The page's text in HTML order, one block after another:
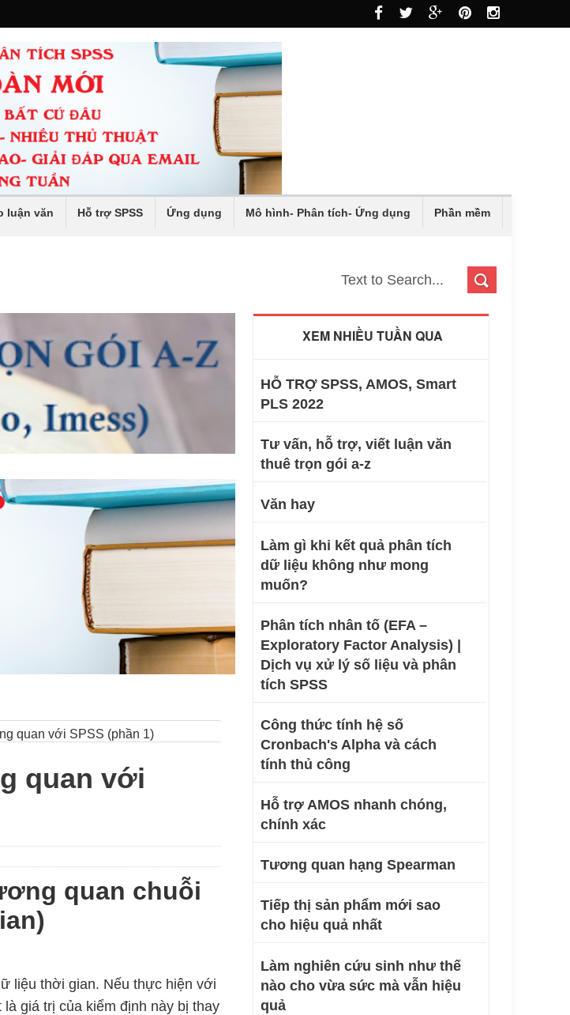
luận văn Hỗ trợ SPSS Ứng dụng Mô hình- Phân tích- Ứng dụng Phần mềm
quan với SPSS (phần 1)
quan với
quan chuỗi
liệu thời gian. Nếu thực hiện với
giá trị của kiểm định này bị thay
XEM NHIỀU TUẦN QUA
HỖ TRỢ SPSS, AMOS, Smart
PLS 2022
Tư vấn, hỗ trợ, viết luận văn
thuê trọn gói a-z
Văn hay
Làm gì khi kết quả phân tích
dữ liệu không như mong
muốn?
Phân tích nhân tố (EFA –
Exploratory Factor Analysis) |
Dịch vụ xử lý số liệu và phân
tích SPSS
Công thức tính hệ số
Cronbach's Alpha và cách
tính thủ công
Hỗ trợ AMOS nhanh chóng,
chính xác
Tương quan hạng Spearman
Tiếp thị sản phẩm mới sao
cho hiệu quả nhất
Làm nghiên cứu sinh như thế
nào cho vừa sức mà vẫn hiệu
quả